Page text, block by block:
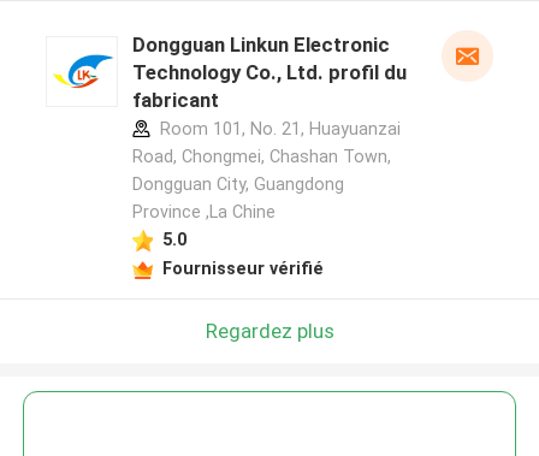
Dongguan Linkun Electronic
Technology Co., Ltd. profil du
fabricant
Room 101, No. 21, Huayuanzai
Road, Chongmei, Chashan Town,
Dongguan City, Guangdong
Province ,La Chine
5.0
Fournisseur vérifié
Regardez plus